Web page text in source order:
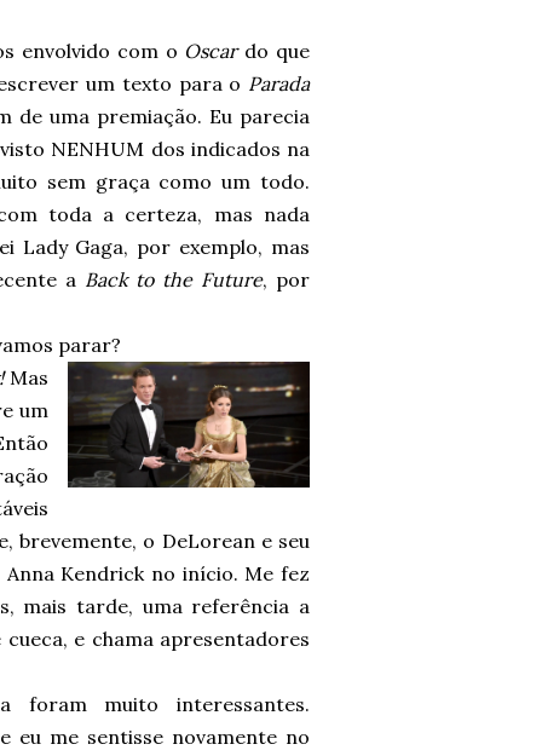
envolvido com o Oscardo que
um texto para o Parada
de uma premiação. Eu parecia
NENHUM dos indicados na
sem graça como um todo.
toda a certeza, mas nada
Lady Gaga, por exemplo, mas
a Back to the Future, por
parar?
Mas
um
brevemente, o DeLorean e seu
Kendrick no início. Me fez
mais tarde, uma referência a
e chama apresentadores
foram muito interessantes.
eu me sentisse novamente no